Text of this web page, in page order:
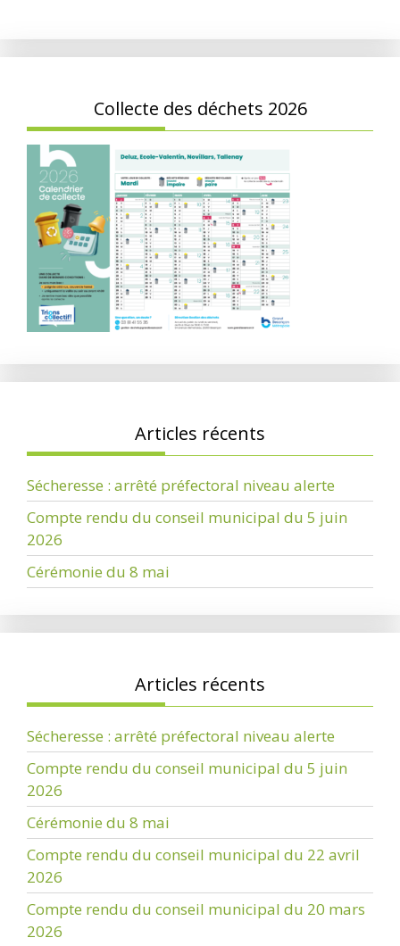
Collecte des déchets 2026
Articles récents
Sécheresse : arrêté préfectoral niveau alerte
Compte rendu du conseil municipal du 5 juin
2026
Cérémonie du 8 mai
Articles récents
Sécheresse : arrêté préfectoral niveau alerte
Compte rendu du conseil municipal du 5 juin
2026
Cérémonie du 8 mai
Compte rendu du conseil municipal du 22 avril
2026
Compte rendu du conseil municipal du 20 mars
2026